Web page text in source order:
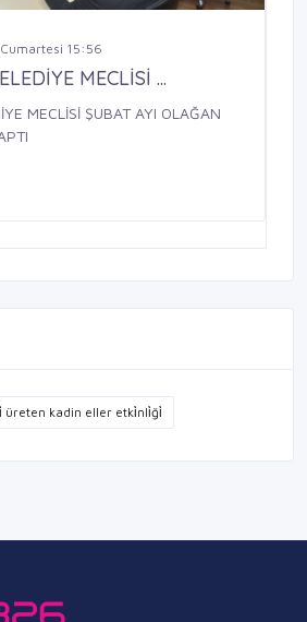
15:56
MECLİSİ ...
MECLİSİ ŞUBAT AYI OLAĞAN
üreten kadin eller etki̇nli̇ği̇